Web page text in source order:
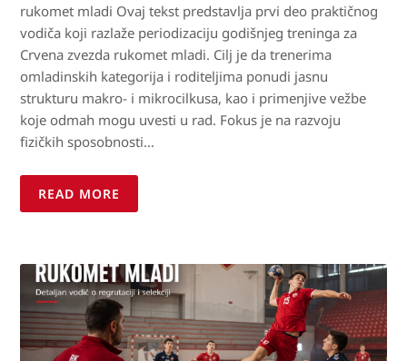
rukomet mladi Ovaj tekst predstavlja prvi deo praktičnog
vodiča koji razlaže periodizaciju godišnjeg treninga za
Crvena zvezda rukomet mladi. Cilj je da trenerima
omladinskih kategorija i roditeljima ponudi jasnu
strukturu makro- i mikrocilkusa, kao i primenjive vežbe
koje odmah mogu uvesti u rad. Fokus je na razvoju
fizičkih sposobnosti…
READ MORE